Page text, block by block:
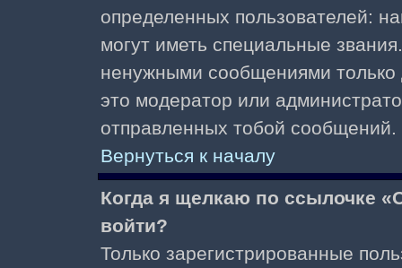
определенных пользователей:
могут иметь специальные
ненужными сообщениями только
это модератор или
отправленных тобой сообщений.
Вернуться к началу
Когда я щелкаю по ссылочке
войти?
Только зарегистрированные